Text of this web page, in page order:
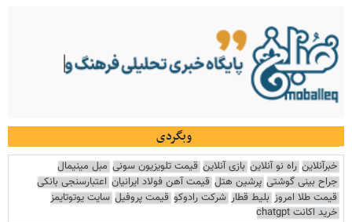
وبگردی
خبرآنلاین راه نو آنلاین بازی آنلاین قیمت تلویزیون سونی مبل مینیمال
جراح بینی گوشتی پرشین هتل قیمت آهن فولاد ایرانیان اعتبارسنجی بانکی
قیمت طلا امروز بلیط قطار شرکت رادوکو قیمت پروفیل سایت یوتوتایمز
خرید اکانت chatgpt